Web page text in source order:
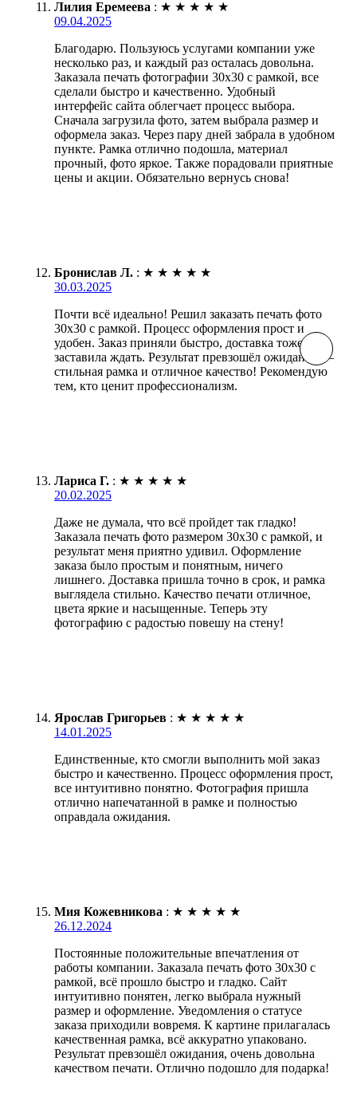
Лилия Еремеева : ★ ★ ★ ★ ★
09.04.2025
Благодарю. Пользуюсь услугами компании уже
несколько раз, и каждый раз осталась довольна.
Заказала печать фотографии 30х30 с рамкой, все
сделали быстро и качественно. Удобный
интерфейс сайта облегчает процесс выбора.
Сначала загрузила фото, затем выбрала размер и
оформела заказ. Через пару дней забрала в удобном
пункте. Рамка отлично подошла, материал
прочный, фото яркое. Также порадовали приятные
цены и акции. Обязательно вернусь снова!
Бронислав Л. : ★ ★ ★ ★ ★
30.03.2025
Почти всё идеально! Решил заказать печать фото
30х30 с рамкой. Процесс оформления прост и
удобен. Заказ приняли быстро, доставка тоже не
заставила ждать. Результат превзошёл ожидания —
стильная рамка и отличное качество! Рекомендую
тем, кто ценит профессионализм.
Лариса Г. : ★ ★ ★ ★ ★
20.02.2025
Даже не думала, что всё пройдет так гладко!
Заказала печать фото размером 30х30 с рамкой, и
результат меня приятно удивил. Оформление
заказа было простым и понятным, ничего
лишнего. Доставка пришла точно в срок, и рамка
выглядела стильно. Качество печати отличное,
цвета яркие и насыщенные. Теперь эту
фотографию с радостью повешу на стену!
Ярослав Григорьев : ★ ★ ★ ★ ★
14.01.2025
Единственные, кто смогли выполнить мой заказ
быстро и качественно. Процесс оформления прост,
все интуитивно понятно. Фотография пришла
отлично напечатанной в рамке и полностью
оправдала ожидания.
Мия Кожевникова : ★ ★ ★ ★ ★
26.12.2024
Постоянные положительные впечатления от
работы компании. Заказала печать фото 30х30 с
рамкой, всё прошло быстро и гладко. Сайт
интуитивно понятен, легко выбрала нужный
размер и оформление. Уведомления о статусе
заказа приходили вовремя. К картине прилагалась
качественная рамка, всё аккуратно упаковано.
Результат превзошёл ожидания, очень довольна
качеством печати. Отлично подошло для подарка!